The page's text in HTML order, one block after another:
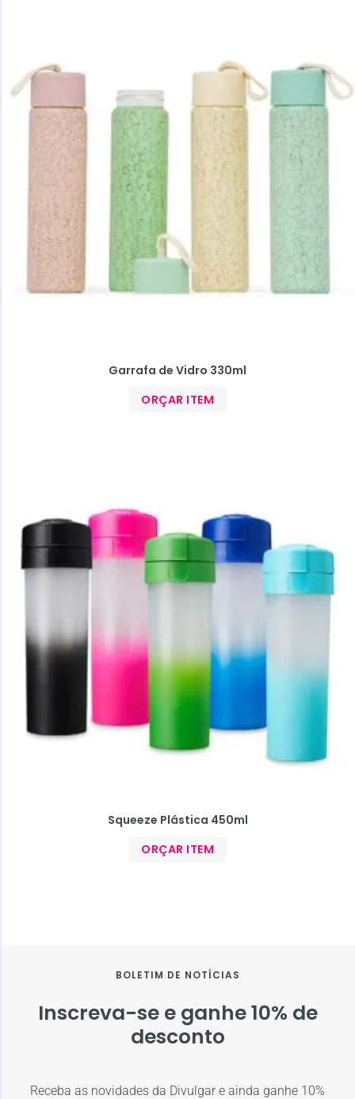
Garrafa de Vidro 330ml
ORÇAR ITEM
Squeeze Plástica 450ml
ORÇAR ITEM
BOLETIM DE NOTÍCIAS
Inscreva-se e ganhe 10% de
desconto
Receba as novidades da Divulgar e ainda ganhe 10%